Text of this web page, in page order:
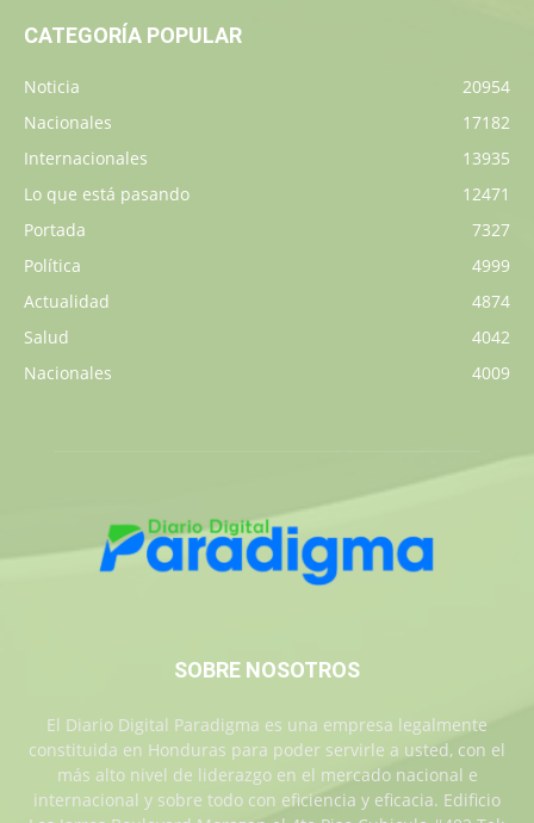
CATEGORÍA POPULAR
Noticia
20954
Nacionales
17182
Internacionales
13935
Lo que está pasando
12471
Portada
7327
Política
4999
Actualidad
4874
Salud
4042
Nacionales
4009
SOBRE NOSOTROS
El Diario Digital Paradigma es una empresa legalmente
constituida en Honduras para poder servirle a usted, con el
más alto nivel de liderazgo en el mercado nacional e
internacional y sobre todo con eficiencia y eficacia. Edificio